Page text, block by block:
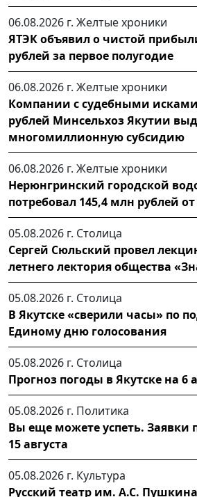
06.08.2026 г. Желтые хроники
ЯТЭК объявил о чистой
рублей за первое полугодие
06.08.2026 г. Желтые хроники
Компании с судебными
рублей Минсельхоз Якутии
многомиллионную субсидию
06.08.2026 г. Желтые хроники
Нерюнгринский городской
потребовал 145,4 млн рублей
05.08.2026 г. Столица
Сергей Сюльский провел
летнего лектория общества
05.08.2026 г. Столица
В Якутске «сверили часы» по
Единому дню голосования
05.08.2026 г. Столица
Прогноз погоды в Якутске на 6
05.08.2026 г. Политика
Вы еще можете успеть. Заявки
15 августа
05.08.2026 г. Культура
Русский театр им. А.С.